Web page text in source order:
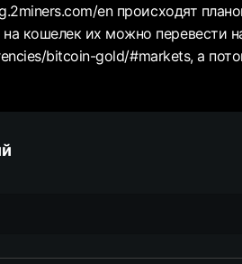
en происходят
кошелек их можно перевести
bitcoin-gold/#markets, а